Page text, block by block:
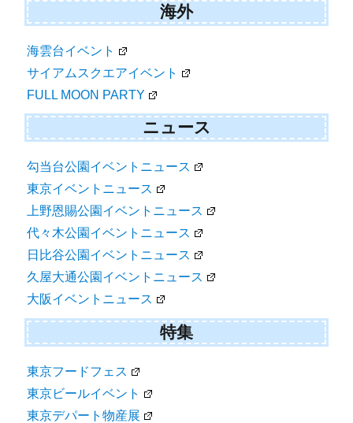
海外
海雲台イベント
サイアムスクエアイベント
FULL MOON PARTY
ニュース
勾当台公園イベントニュース
東京イベントニュース
上野恩賜公園イベントニュース
代々木公園イベントニュース
日比谷公園イベントニュース
久屋大通公園イベントニュース
大阪イベントニュース
特集
東京フードフェス
東京ビールイベント
東京デパート物産展